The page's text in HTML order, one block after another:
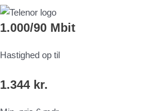
1.000/90 Mbit
Hastighed op til
1.344 kr.